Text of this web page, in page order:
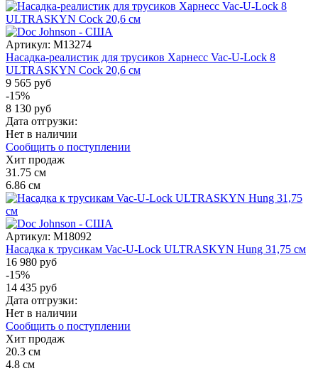
Артикул: M13274
Насадка-реалистик для трусиков Харнесс Vac-U-Lock 8
ULTRASKYN Cock 20,6 см
9 565 руб
-15%
8 130 руб
Дата отгрузки:
Нет в наличии
Сообщить о поступлении
Хит продаж
31.75 см
6.86 см
Артикул: M18092
Насадка к трусикам Vac-U-Lock ULTRASKYN Hung 31,75 см
16 980 руб
-15%
14 435 руб
Дата отгрузки:
Нет в наличии
Сообщить о поступлении
Хит продаж
20.3 см
4.8 см